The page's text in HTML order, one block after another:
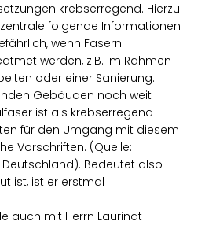
krebserregend. Hierzu
folgende Informationen
wenn Fasern
werden, z.B. im Rahmen
oder einer Sanierung.
Gebäuden noch weit
ist als krebserregend
für den Umgang mit diesem
Vorschriften. (Quelle:
Bedeutet also
ist, ist er erstmal
auch mit Herrn Laurinat